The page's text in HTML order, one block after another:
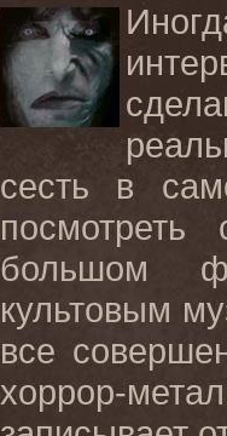
сесть в
большом
культовым
все
хоррор-